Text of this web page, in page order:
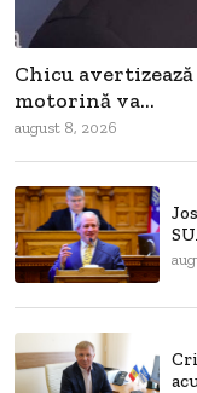
Chicu
motorină va...
august 8, 2026